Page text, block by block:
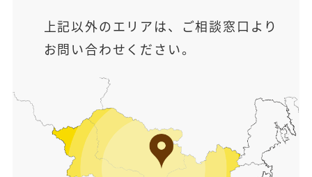
上記以外のエリアは、ご相談窓口より
お問い合わせください。